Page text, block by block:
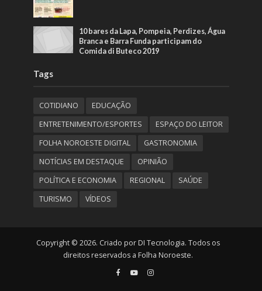
10 bares da Lapa, Pompeia, Perdizes, Água
Branca e Barra Funda participam do
Comida di Buteco 2019
Tags
COTIDIANO
EDUCAÇÃO
ENTRETENIMENTO/ESPORTES
ESPAÇO DO LEITOR
FOLHA NOROESTE DIGITAL
GASTRONOMIA
NOTÍCIAS EM DESTAQUE
OPINIÃO
POLÍTICA E ECONOMIA
REGIONAL
SAÚDE
TURISMO
VÍDEOS
Copyright © 2026. Criado por DI Tecnologia. Todos os
direitos reservados a Folha Noroeste.